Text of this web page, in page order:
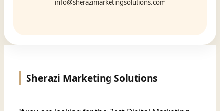
info@sherazimarketingsolutions.com
Sherazi Marketing Solutions